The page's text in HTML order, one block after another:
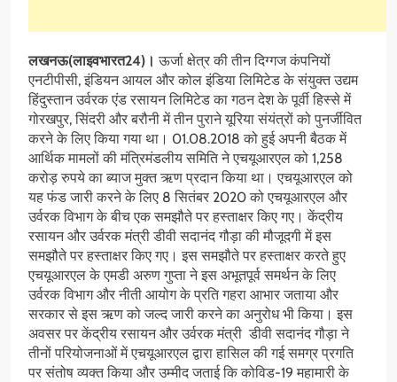
लखनऊ(लाइवभारत24)। ऊर्जा क्षेत्र की तीन दिग्गज कंपनियों
एनटीपीसी, इंडियन आयल और कोल इंडिया लिमिटेड के संयुक्त उद्यम
हिंदुस्तान उर्वरक एंड रसायन लिमिटेड का गठन देश के पूर्वी हिस्से में
गोरखपुर, सिंदरी और बरौनी में तीन पुराने यूरिया संयंत्रों को पुनर्जीवित
करने के लिए किया गया था। 01.08.2018 को हुई अपनी बैठक में
आर्थिक मामलों की मंत्रिमंडलीय समिति ने एचयूआरएल को 1,258
करोड़ रुपये का ब्याज मुक्त ऋण प्रदान किया था। एचयूआरएल को
यह फंड जारी करने के लिए 8 सितंबर 2020 को एचयूआरएल और
उर्वरक विभाग के बीच एक समझौते पर हस्ताक्षर किए गए। केंद्रीय
रसायन और उर्वरक मंत्री डीवी सदानंद गौड़ा की मौजूदगी में इस
समझौते पर हस्ताक्षर किए गए। इस समझौते पर हस्ताक्षर करते हुए
एचयूआरएल के एमडी अरुण गुप्ता ने इस अभूतपूर्व समर्थन के लिए
उर्वरक विभाग और नीती आयोग के प्रति गहरा आभार जताया और
सरकार से इस ऋण को जल्द जारी करने का अनुरोध भी किया। इस
अवसर पर केंद्रीय रसायन और उर्वरक मंत्री डीवी सदानंद गौड़ा ने
तीनों परियोजनाओं में एचयूआरएल द्वारा हासिल की गई समग्र प्रगति
पर संतोष व्यक्त किया और उम्मीद जताई कि कोविड-19 महामारी के